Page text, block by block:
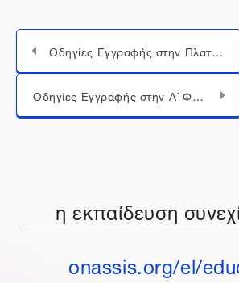
Οδηγίες Εγγραφής στην Πλατφόρμα Classroom
Μεταπήδηση σε...
Οδηγίες Εγγραφής στην Α΄ Φάση
η εκπαίδευση
onassis.org/el/